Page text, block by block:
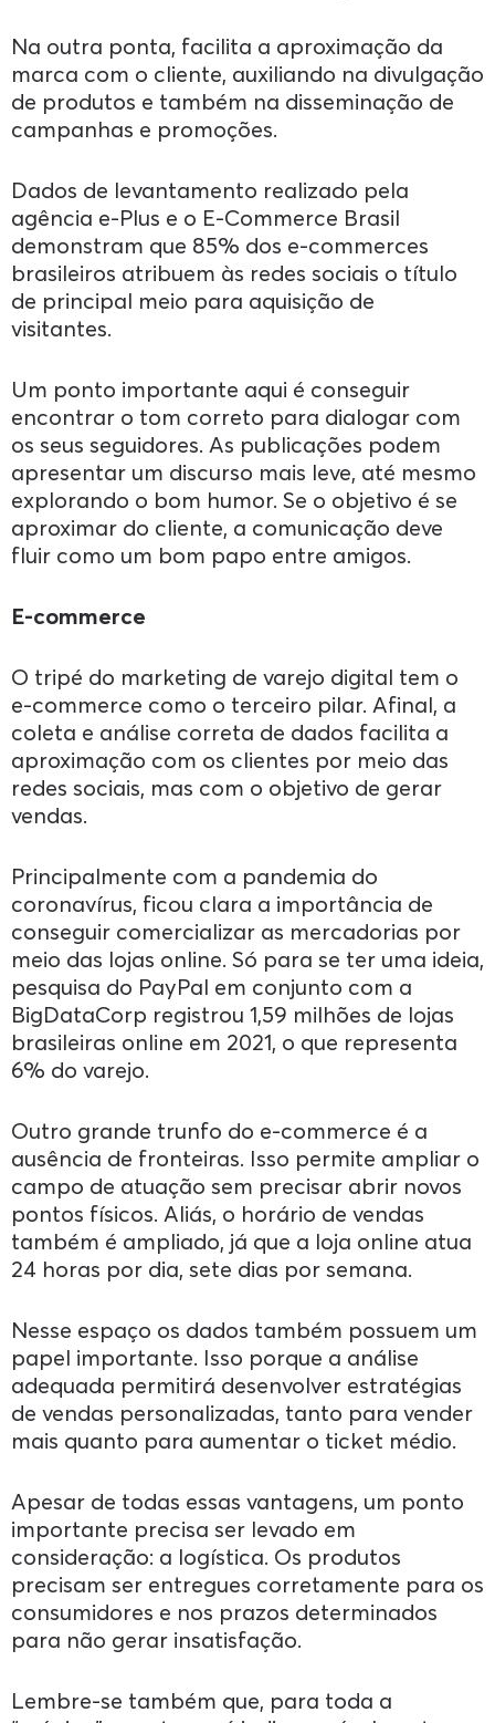
Na outra ponta, facilita a aproximação da
marca com o cliente, auxiliando na divulgação
de produtos e também na disseminação de
campanhas e promoções.
Dados de levantamento realizado pela
agência e-Plus e o E-Commerce Brasil
demonstram que 85% dos e-commerces
brasileiros atribuem às redes sociais o título
de principal meio para aquisição de
visitantes.
Um ponto importante aqui é conseguir
encontrar o tom correto para dialogar com
os seus seguidores. As publicações podem
apresentar um discurso mais leve, até mesmo
explorando o bom humor. Se o objetivo é se
aproximar do cliente, a comunicação deve
fluir como um bom papo entre amigos.
E-commerce
O tripé do marketing de varejo digital tem o
e-commerce como o terceiro pilar. Afinal, a
coleta e análise correta de dados facilita a
aproximação com os clientes por meio das
redes sociais, mas com o objetivo de gerar
vendas.
Principalmente com a pandemia do
coronavírus, ficou clara a importância de
conseguir comercializar as mercadorias por
meio das lojas online. Só para se ter uma ideia,
pesquisa do PayPal em conjunto com a
BigDataCorp registrou 1,59 milhões de lojas
brasileiras online em 2021, o que representa
6% do varejo.
Outro grande trunfo do e-commerce é a
ausência de fronteiras. Isso permite ampliar o
campo de atuação sem precisar abrir novos
pontos físicos. Aliás, o horário de vendas
também é ampliado, já que a loja online atua
24 horas por dia, sete dias por semana.
Nesse espaço os dados também possuem um
papel importante. Isso porque a análise
adequada permitirá desenvolver estratégias
de vendas personalizadas, tanto para vender
mais quanto para aumentar o ticket médio.
Apesar de todas essas vantagens, um ponto
importante precisa ser levado em
consideração: a logística. Os produtos
precisam ser entregues corretamente para os
consumidores e nos prazos determinados
para não gerar insatisfação.
Lembre-se também que, para toda a